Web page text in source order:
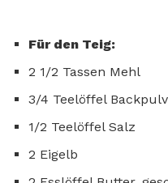
Für den Teig:
2 1/2 Tassen Mehl
3/4 Teelöffel
1/2 Teelöffel Salz
2 Eigelb